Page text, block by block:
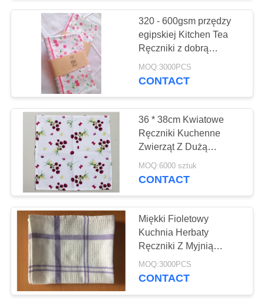
SITEMAP
PRIVACY
POLICYTkanina Tarpaulin
Płyta PVC
PE Tarpaulin Sheet
320 - 600gsm przędzy
egipskiej Kitchen Tea
Ręczniki z dobrą
absorpcją wody
MOQ:3000PCS
CONTACT
36 * 38cm Kwiatowe
Ręczniki Kuchenne
Zwierząt Z Dużą
Absorpcją Wody i Smaru
MOQ:6000 sztuk
CONTACT
Miękki Fioletowy
Kuchnia Herbaty
Ręczniki Z Myjnią
Przemysłu Leczenie
Antybakteryjne
MOQ:3000PCS
CONTACT